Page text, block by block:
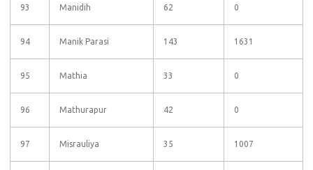
93 Manidih 62 0
94 Manik Parasi 143 1631
95 Mathia 33 0
96 Mathurapur 42 0
97 Misrauliya 35 1007